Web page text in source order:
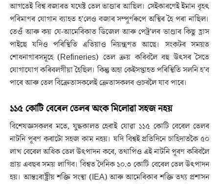
আগতেই বিশ্ব বজাৰত যথেষ্ট তেল ভাণ্ডাৰ আছিল। সেইকাৰণেই ইমান বৃহৎ
পৰিমাণৰ যোগান ব্যাহত হ’লেও বজাৰ সম্পূৰ্ণৰূপে অস্থিৰ হৈ পৰা নাছিল।
তেওঁ আৰু কয় যে-আমেৰিকাত ডিজেল আৰু পেট্ৰ’লৰ ভাণ্ডাৰ কিছু হ্ৰাস
পাইছে যদিও পৰিস্থিতি এতিয়াও নিয়ন্ত্ৰণত আছে। সংকটৰ সময়ত
শোধনাগাৰসমূহে (Refineries) তেল ক্ৰয় কৰিবলৈ বহু উৎসৰ সৈতে
যোগাযোগ কৰিবলগীয়া হৈছিল। কিন্তু অহা কেইসপ্তাহত পৰিস্থিতি সলনি হ’ব
পাৰে আৰু তেল বিক্ৰেতাসকলেই ক্ৰেতাসকলৰ ওচৰলৈ যাব পাৰে।
১১৫ কোটি বেৰেল তেলৰ অংক মিলোৱা সহজ নহয়
বিশেষজ্ঞসকলৰ মতে, যুদ্ধকালত হেৰাই যোৱা ১১৫ কোটি বেৰেল তেলৰ
নাটনি পূৰণ কৰাটো সহজ কাম নহয়। যদি বিশ্বই প্ৰতিদিনে চাহিদাতকৈ ৫০
লাখ বেৰেল অধিক তেল উৎপাদন কৰে, তথাপিও এই নাটনি পূৰণ কৰিবলৈ
প্ৰায় এবছৰ সময় লাগিব। বিশ্বত দৈনিক ১০.৩ কোটি বেৰেল তেল উৎপাদন
হয়। আন্তঃৰাষ্ট্ৰীয় শক্তি সংস্থা (IEA) আৰু আমেৰিকাৰ শক্তি তথ্য প্ৰশাসন